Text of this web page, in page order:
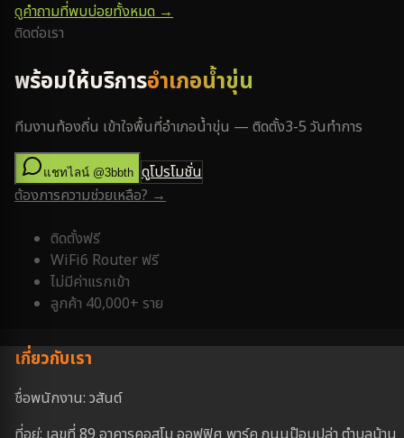
ดูคำถามที่พบบ่อยทั้งหมด →
ติดต่อเรา
พร้อมให้บริการอำเภอน้ำขุ่น
ทีมงานท้องถิ่น เข้าใจพื้นที่อำเภอน้ำขุ่น — ติดตั้ง3-5 วันทำการ
แชทไลน์ @3bbth ดูโปรโมชั่น
ต้องการความช่วยเหลือ? →
ติดตั้งฟรี
WiFi6 Router ฟรี
ไม่มีค่าแรกเข้า
ลูกค้า 40,000+ ราย
เกี่ยวกับเรา
ชื่อพนักงาน: วสันต์